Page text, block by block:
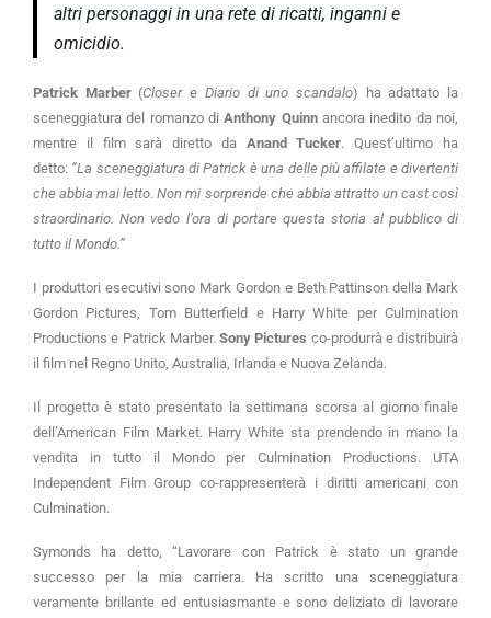
altri personaggi in una rete di ricatti, inganni e
omicidio.
Patrick Marber(Closere Diario di uno scandalo) ha adattato la
sceneggiatura del romanzo diAnthony Quinnancora inedito da noi,
mentre il film sarà diretto da Anand Tucker. Quest’ultimo ha
detto: “La sceneggiatura di Patrick è una delle più affilate e divertenti
che abbia mai letto. Non mi sorprende che abbia attratto un cast così
straordinario. Non vedo l’ora di portare questa storia al pubblico di
tutto il Mondo.”
I produttori esecutivi sono Mark Gordon e Beth Pattinson della Mark
Gordon Pictures, Tom Butterfield e Harry White per Culmination
Productions e Patrick Marber. Sony Pictures co-produrrà e distribuirà
il film nel Regno Unito, Australia, Irlanda e Nuova Zelanda.
Il progetto è stato presentato la settimana scorsa al giorno finale
dell’American Film Market. Harry White sta prendendo in mano la
vendita in tutto il Mondo per Culmination Productions. UTA
Independent Film Group co-rappresenterà i diritti americani con
Culmination.
Symonds ha detto, “Lavorare con Patrick è stato un grande
successo per la mia carriera. Ha scritto una sceneggiatura
veramente brillante ed entusiasmante e sono deliziato di lavorare